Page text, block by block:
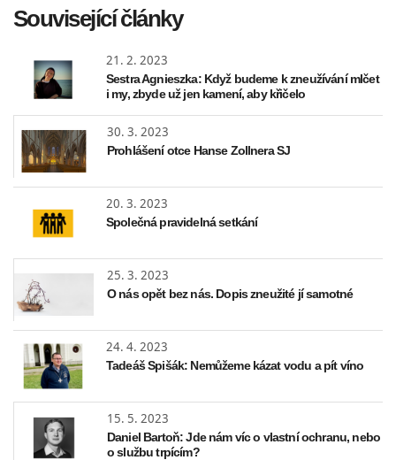
Související články
21. 2. 2023
Sestra Agnieszka: Když budeme k zneužívání mlčet
i my, zbyde už jen kamení, aby křičelo
30. 3. 2023
Prohlášení otce Hanse Zollnera SJ
20. 3. 2023
Společná pravidelná setkání
25. 3. 2023
O nás opět bez nás. Dopis zneužité jí samotné
24. 4. 2023
Tadeáš Spišák: Nemůžeme kázat vodu a pít víno
15. 5. 2023
Daniel Bartoň: Jde nám víc o vlastní ochranu, nebo
o službu trpícím?